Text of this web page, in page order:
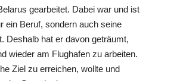
gearbeitet. Dabei war und ist
ein Beruf, sondern auch seine
Deshalb hat er davon geträumt,
wieder am Flughafen zu arbeiten.
Ziel zu erreichen, wollte und